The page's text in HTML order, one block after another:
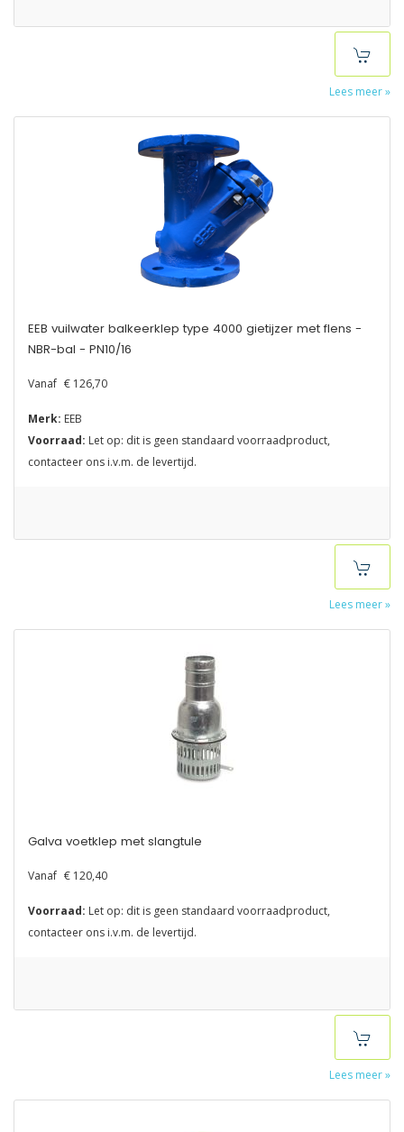
Lees meer »
EEB vuilwater balkeerklep type 4000 gietijzer met flens -
NBR-bal - PN10/16
Vanaf € 126,70
Merk: EEB
Voorraad: Let op: dit is geen standaard voorraadproduct,
contacteer ons i.v.m. de levertijd.
Lees meer »
Galva voetklep met slangtule
Vanaf € 120,40
Voorraad: Let op: dit is geen standaard voorraadproduct,
contacteer ons i.v.m. de levertijd.
Lees meer »